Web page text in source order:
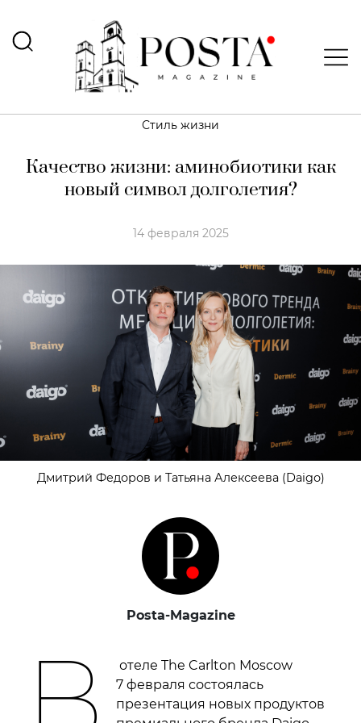
Стиль жизни
Качество жизни: аминобиотики как
новый символ долголетия?
14 февраля 2025
Дмитрий Федоров и Татьяна Алексеева (Daigо)
Posta-Magazine
отеле The Carlton Moscow
7 февраля состоялась
презентация новых продуктов